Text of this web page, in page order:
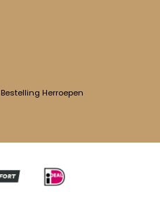
Bestelling Herroepen